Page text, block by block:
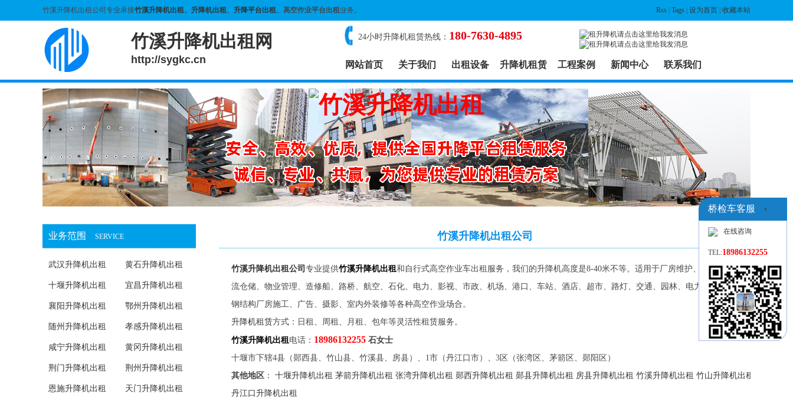
竹溪升降机出租公司专业承接竹溪升降机出租、 升降机出租、 升降平台出租、高空作业平台出租业务。 Rss Tags 设为首页 收藏本站
竹溪升降机出租网
http://sygkc.cn
24小时升降机租赁热线： 180-7630-4895
网站首页 关于我们 出租设备 升降机租赁 工程案例 新闻中心 联系我们
业务范围 SERVICE
武汉升降机出租 黄石升降机出租
十堰升降机出租 宜昌升降机出租
襄阳升降机出租 鄂州升降机出租
随州升降机出租 孝感升降机出租
咸宁升降机出租 黄冈升降机出租
荆门升降机出租 荆州升降机出租
恩施升降机出租 天门升降机出租
竹溪升降机出租公司
竹溪升降机出租公司 专业提供竹溪升降机出租和自行式高空作业车出租服务，我们的升降机高度是8-40米不等。适用于厂房维护、设备搭建、物
流仓储、物业管理、造修船、路桥、航空、石化、电力、影视、市政、机场、港口、车站、酒店、超市、路灯、交通、园林、电力、设备安装、
钢结构厂房施工、广告、摄影、室内外装修等各种高空作业场合。
升降机租赁方式：日租、周租、月租、包年等灵活性租赁服务。
竹溪升降机出租电话： 18986132255 石女士
十堰市下辖4县（郧西县、竹山县、竹溪县、房县）、1市（丹江口市）、3区（张湾区、茅箭区、郧阳区）
其他地区 ： 十堰升降机出租 茅箭升降机出租 张湾升降机出租 郧西升降机出租 郧县升降机出租 房县升降机出租 竹溪升降机出租 竹山升降机出租
丹江口升降机出租
桥检车客服 ×
在线咨询
TEL:18986132255